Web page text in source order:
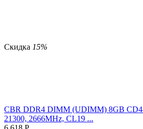
Скидка 15%
CBR DDR4 DIMM (UDIMM) 8GB
21300, 2666MHz, CL19 ...